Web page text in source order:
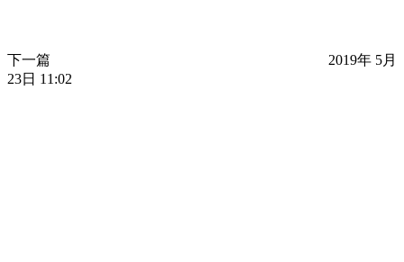
下一篇
2019年 5月
23日 11:02